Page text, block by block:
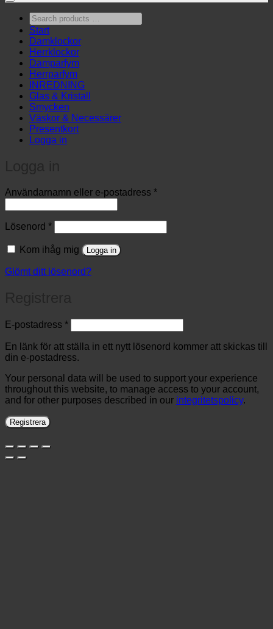
Search
products
…
Start
Damklockor
Herrklockor
Damparfym
Herrparfym
INREDNING
Glas & Kristall
Smycken
Väskor & Necessärer
Presentkort
Logga in
Användarnamn eller e-postadress *Obligatoriskt
Lösenord *Obligatoriskt
Kom ihåg mig Logga in
Glömt ditt lösenord?
E-postadress *Obligatoriskt
En länk för att ställa in ett nytt lösenord kommer att skickas till
din e-postadress.
Your personal data will be used to support your experience
throughout this website, to manage access to your account,
and for other purposes described in our integritetspolicy.
Registrera